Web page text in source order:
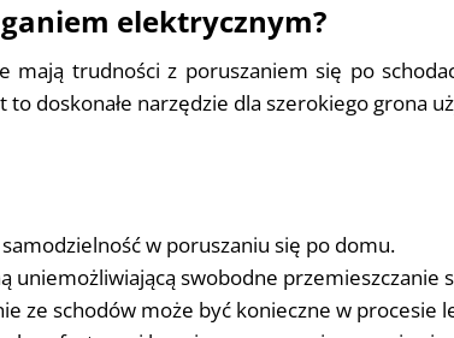
elektrycznym?
mają trudności z poruszaniem się po
doskonałe narzędzie dla szerokiego grona
w poruszaniu się po domu.
swobodne przemieszczanie
ze schodów może być konieczne w procesie